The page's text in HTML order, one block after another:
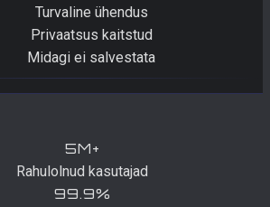
Turvaline ühendus
Privaatsus kaitstud
Midagi ei salvestata
5M+
Rahulolnud kasutajad
99.9%